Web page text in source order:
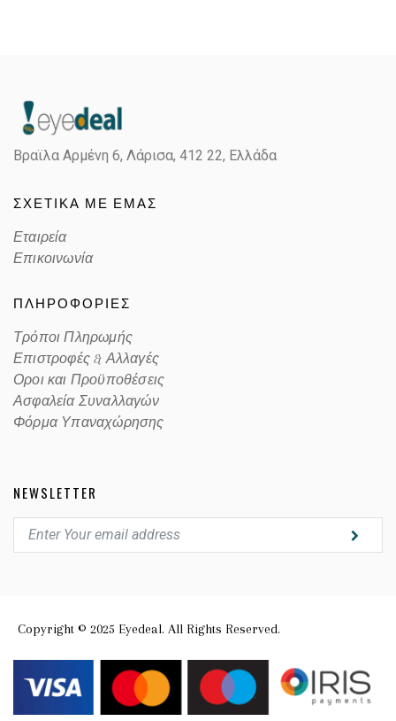
Βραϊλα Αρμένη 6, Λάρισα, 412 22, Ελλάδα
ΣΧΕΤΙΚΑ ΜΕ ΕΜΑΣ
Εταιρεία
Επικοινωνία
ΠΛΗΡΟΦΟΡΙΕΣ
Τρόποι Πληρωμής
Επιστροφές & Αλλαγές
Οροι και Προϋποθέσεις
Ασφαλεία Συναλλαγών
Φόρμα Υπαναχώρησης
NEWSLETTER
Copyright © 2025 Eyedeal. All Rights Reserved.